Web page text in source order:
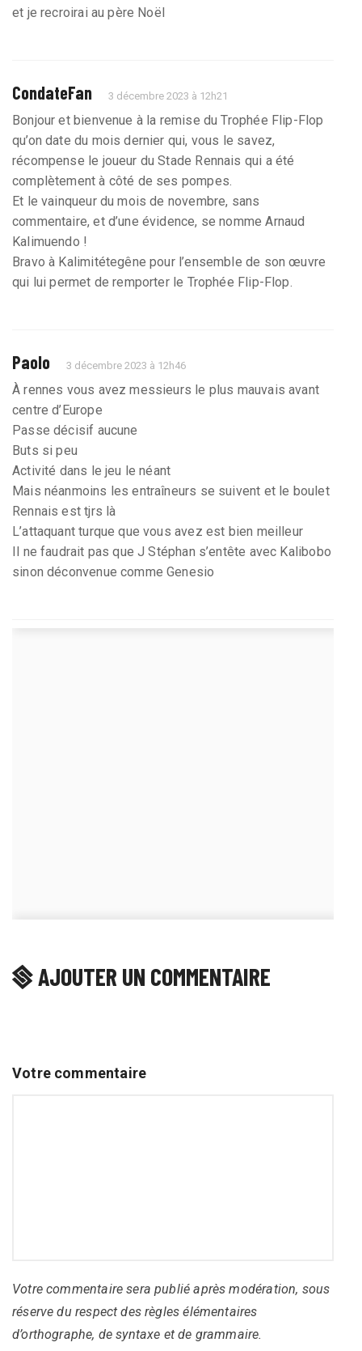
et je recroirai au père Noël
CondateFan 3 décembre 2023 à 12h21
Bonjour et bienvenue à la remise du Trophée Flip-Flop
qu’on date du mois dernier qui, vous le savez,
récompense le joueur du Stade Rennais qui a été
complètement à côté de ses pompes.
Et le vainqueur du mois de novembre, sans
commentaire, et d’une évidence, se nomme Arnaud
Kalimuendo !
Bravo à Kalimitétegêne pour l’ensemble de son œuvre
qui lui permet de remporter le Trophée Flip-Flop.
Paolo 3 décembre 2023 à 12h46
À rennes vous avez messieurs le plus mauvais avant
centre d’Europe
Passe décisif aucune
Buts si peu
Activité dans le jeu le néant
Mais néanmoins les entraîneurs se suivent et le boulet
Rennais est tjrs là
L’attaquant turque que vous avez est bien meilleur
Il ne faudrait pas que J Stéphan s’entête avec Kalibobo
sinon déconvenue comme Genesio
AJOUTER UN COMMENTAIRE
Votre commentaire
Votre commentaire sera publié après modération, sous
réserve du respect des règles élémentaires
d’orthographe, de syntaxe et de grammaire.